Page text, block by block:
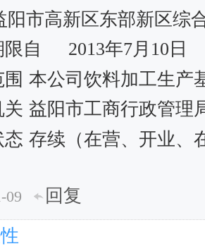
阳市高新区东部新区综
自
2013年7月10日
本公司饮料加工生产
关 益阳市工商行政管理
态 存续（在营、开业、
09
回复